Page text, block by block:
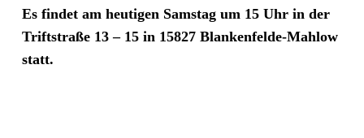
Es findet am heutigen Samstag um 15 Uhr in der
Triftstraße 13 – 15 in 15827 Blankenfelde-Mahlow
statt.